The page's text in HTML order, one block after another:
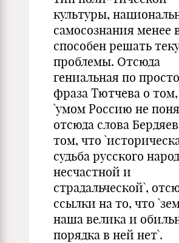
культуры,
самосознания менее
способен решать
проблемы. Отсюда
гениальная по
фраза Тютчева о
`умом Россию не
отсюда слова
том, что
судьба русского
несчастной и
страдальческой`,
ссылки на то, что
наша велика и
порядка в ней нет`.